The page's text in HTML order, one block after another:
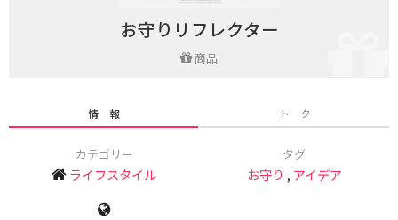
お守りリフレクター
商品
情 報 トーク
カテゴリー
ライフスタイル
タグ
お守り , アイデア